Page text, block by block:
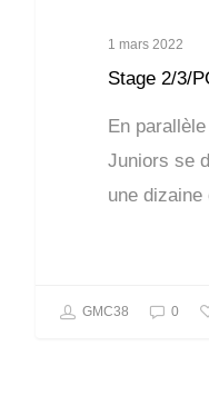
1 mars 2022
Stage 2/3/
En
Juniors se
une
GMC38 0